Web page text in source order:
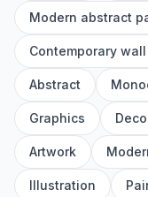
Modern abstract
Contemporary
Abstract
Graphics
Artwork
Illustration